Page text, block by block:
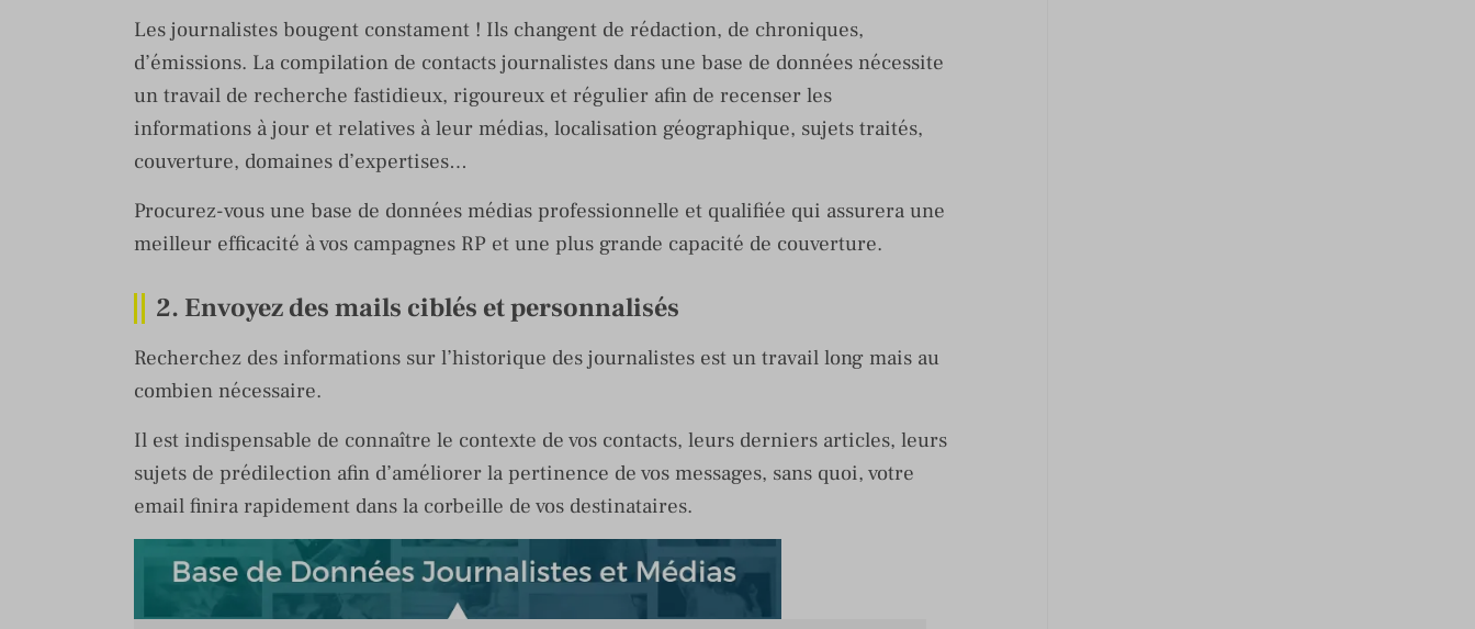
Les journalistes bougent constament ! Ils changent de rédaction, de chroniques,
d’émissions. La compilation de contacts journalistes dans une base de données nécessite
un travail de recherche fastidieux, rigoureux et régulier afin de recenser les
informations à jour et relatives à leur médias, localisation géographique, sujets traités,
couverture, domaines d’expertises…
Procurez-vous une base de données médias professionnelle et qualifiée qui assurera une
meilleur efficacité à vos campagnes RP et une plus grande capacité de couverture.
2. Envoyez des mails ciblés et personnalisés
Recherchez des informations sur l’historique des journalistes est un travail long mais au
combien nécessaire.
Il est indispensable de connaître le contexte de vos contacts, leurs derniers articles, leurs
sujets de prédilection afin d’améliorer la pertinence de vos messages, sans quoi, votre
email finira rapidement dans la corbeille de vos destinataires.